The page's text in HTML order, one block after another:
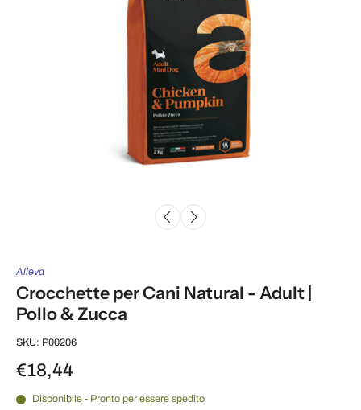
Alleva
Crocchette per Cani Natural - Adult |
Pollo & Zucca
SKU: P00206
€18,44
Disponibile - Pronto per essere spedito